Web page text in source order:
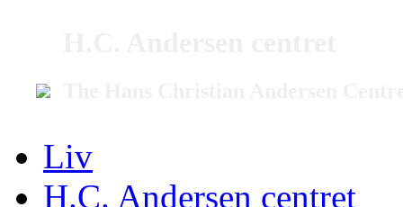
Liv
H.C. Andersen centret